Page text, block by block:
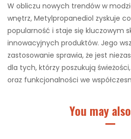
W obliczu nowych trendów w
wnętrz, Metylpropanediol zyskuje
popularność i staje się kluczowym
innowacyjnych produktów. Jego
zastosowanie sprawia, że jest
dla tych, którzy poszukują
oraz funkcjonalności we
You may